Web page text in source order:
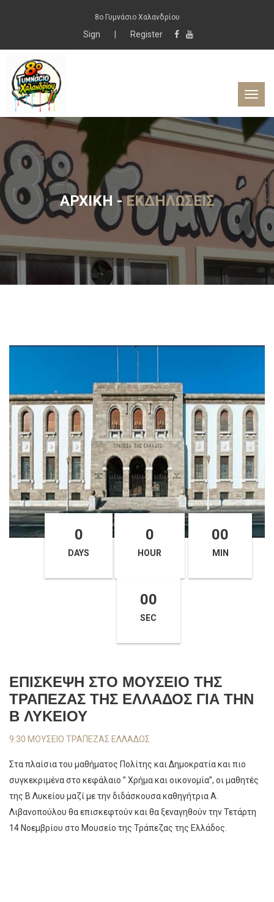
8ο Γυμνάσιο Χαλανδρίου
Sign Register
ΑΡΧΙΚΉ -ΕΚΔΗΛΏΣΕΙΣ
0
DAYS
0
HOUR
00
MIN
00
SEC
ΕΠΙΣΚΕΨΗ ΣΤΟ ΜΟΥΣΕΙΟ ΤΗΣ
ΤΡΑΠΕΖΑΣ ΤΗΣ ΕΛΛΑΔΟΣ ΓΙΑ ΤΗΝ
Β ΛΥΚΕΙΟΥ
9:30 ΜΟΥΣΕΙΟ ΤΡΑΠΕΖΑΣ ΕΛΛΑΔΟΣ
Στα πλαίσια του μαθήματος Πολίτης και Δημοκρατία και πιο
συγκεκριμένα στο κεφάλαιο ” Χρήμα και οικονομία”, οι μαθητές
της Β Λυκείου μαζί με την διδάσκουσα καθηγήτρια Α.
Λιβανοπούλου θα επισκεφτούν και θα ξεναγηθούν την Τετάρτη
14 Νοεμβρίου στο Μουσείο της Τράπεζας της Ελλάδος.